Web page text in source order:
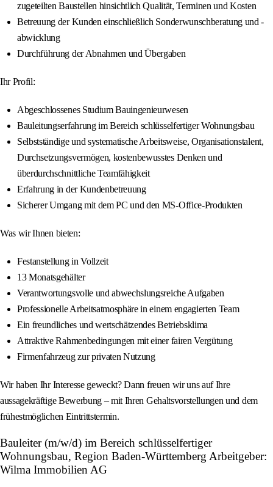
zugeteilten Baustellen hinsichtlich Qualität, Terminen und Kosten
Betreuung der Kunden einschließlich Sonderwunschberatung und -
abwicklung
Durchführung der Abnahmen und Übergaben
Ihr Profil:
Abgeschlossenes Studium Bauingenieurwesen
Bauleitungserfahrung im Bereich schlüsselfertiger Wohnungsbau
Selbstständige und systematische Arbeitsweise, Organisationstalent,
Durchsetzungsvermögen, kostenbewusstes Denken und
überdurchschnittliche Teamfähigkeit
Erfahrung in der Kundenbetreuung
Sicherer Umgang mit dem PC und den MS-Office-Produkten
Was wir Ihnen bieten:
Festanstellung in Vollzeit
13 Monatsgehälter
Verantwortungsvolle und abwechslungsreiche Aufgaben
Professionelle Arbeitsatmosphäre in einem engagierten Team
Ein freundliches und wertschätzendes Betriebsklima
Attraktive Rahmenbedingungen mit einer fairen Vergütung
Firmenfahrzeug zur privaten Nutzung
Wir haben Ihr Interesse geweckt? Dann freuen wir uns auf Ihre
aussagekräftige Bewerbung – mit Ihren Gehaltsvorstellungen und dem
frühestmöglichen Eintrittstermin.
Bauleiter (m/w/d) im Bereich schlüsselfertiger
Wohnungsbau, Region Baden-Württemberg Arbeitgeber:
Wilma Immobilien AG